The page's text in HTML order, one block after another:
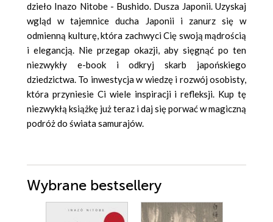
dzieło Inazo Nitobe - Bushido. Dusza Japonii. Uzyskaj
wgląd w tajemnice ducha Japonii i zanurz się w
odmienną kulturę, która zachwyci Cię swoją mądrością
i elegancją. Nie przegap okazji, aby sięgnąć po ten
niezwykły e-book i odkryj skarb japońskiego
dziedzictwa. To inwestycja w wiedzę i rozwój osobisty,
która przyniesie Ci wiele inspiracji i refleksji. Kup tę
niezwykłą książkę już teraz i daj się porwać w magiczną
podróż do świata samurajów.
Wybrane bestsellery